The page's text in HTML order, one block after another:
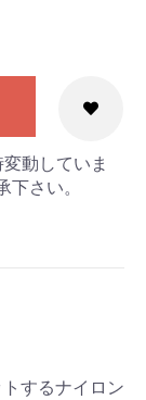
動していま
さい。
するナイロン